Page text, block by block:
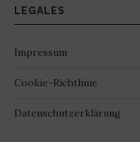
LEGALES
Impressum
Cookie-Richtlinie
Datenschutzerklärung